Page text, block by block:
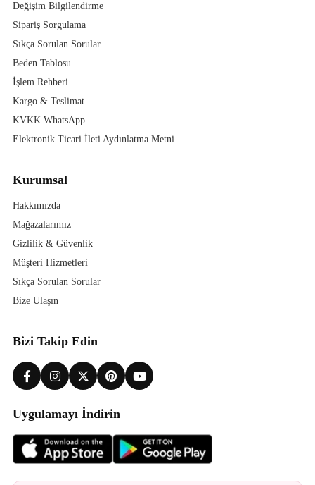
Değişim Bilgilendirme
Sipariş Sorgulama
Sıkça Sorulan Sorular
Beden Tablosu
İşlem Rehberi
Kargo & Teslimat
KVKK WhatsApp
Elektronik Ticari İleti Aydınlatma Metni
Kurumsal
Hakkımızda
Mağazalarımız
Gizlilik & Güvenlik
Müşteri Hizmetleri
Sıkça Sorulan Sorular
Bize Ulaşın
Bizi Takip Edin
Uygulamayı İndirin